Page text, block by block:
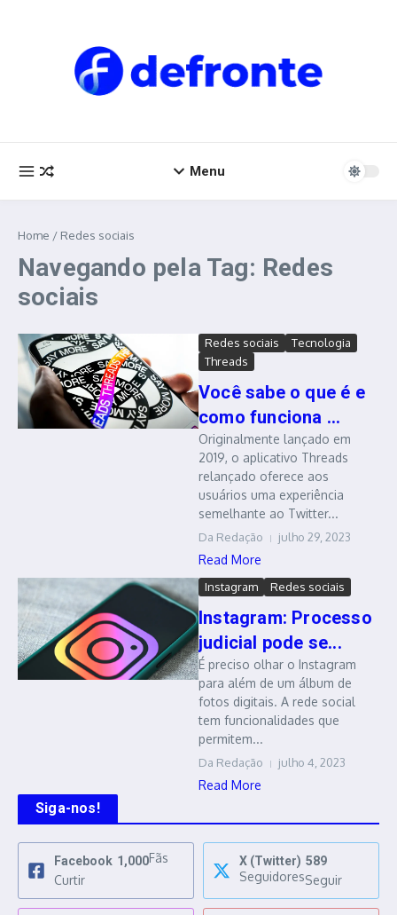
Menu
Home / Redes sociais
Navegando pela Tag: Redes
sociais
Redes sociais
Tecnologia
Threads
Você sabe o que é e
como funciona ...
Originalmente lançado em
2019, o aplicativo Threads
relançado oferece aos
usuários uma experiência
semelhante ao Twitter...
Da Redação julho 29, 2023
Read More
Instagram Redes sociais
Instagram: Processo
judicial pode se...
É preciso olhar o Instagram
para além de um álbum de
fotos digitais. A rede social
tem funcionalidades que
permitem...
Da Redação julho 4, 2023
Read More
Siga-nos!
Facebook 1,000Fãs
Curtir
X (Twitter) 589
SeguidoresSeguir